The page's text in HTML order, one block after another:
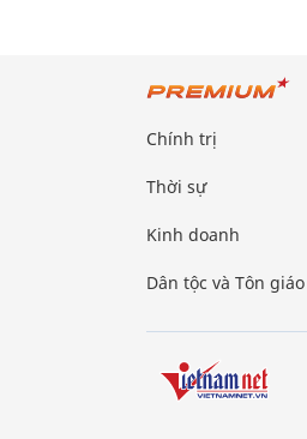
Chính trị
Thời sự
Kinh doanh
Dân tộc và Tôn giáo